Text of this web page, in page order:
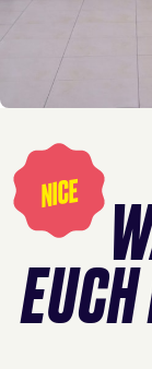
überspringen
NICE